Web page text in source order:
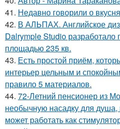
41. Недавно говорили о
42. В АЛЬПАХ. Английское
Dalrymple Studio разработало
площадью 235 кв.
43. Есть простой приём,
интерьер цельным и
правило 5 материалов.
44. 72-Летний пенсионер из
необычную насадку для душа,
может работать как